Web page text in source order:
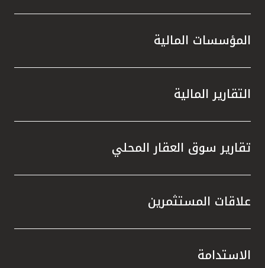
المؤسسات المالية
التقارير المالية
تقارير سوق العقار المحلي
علاقات المستثمرين
الاستدامة